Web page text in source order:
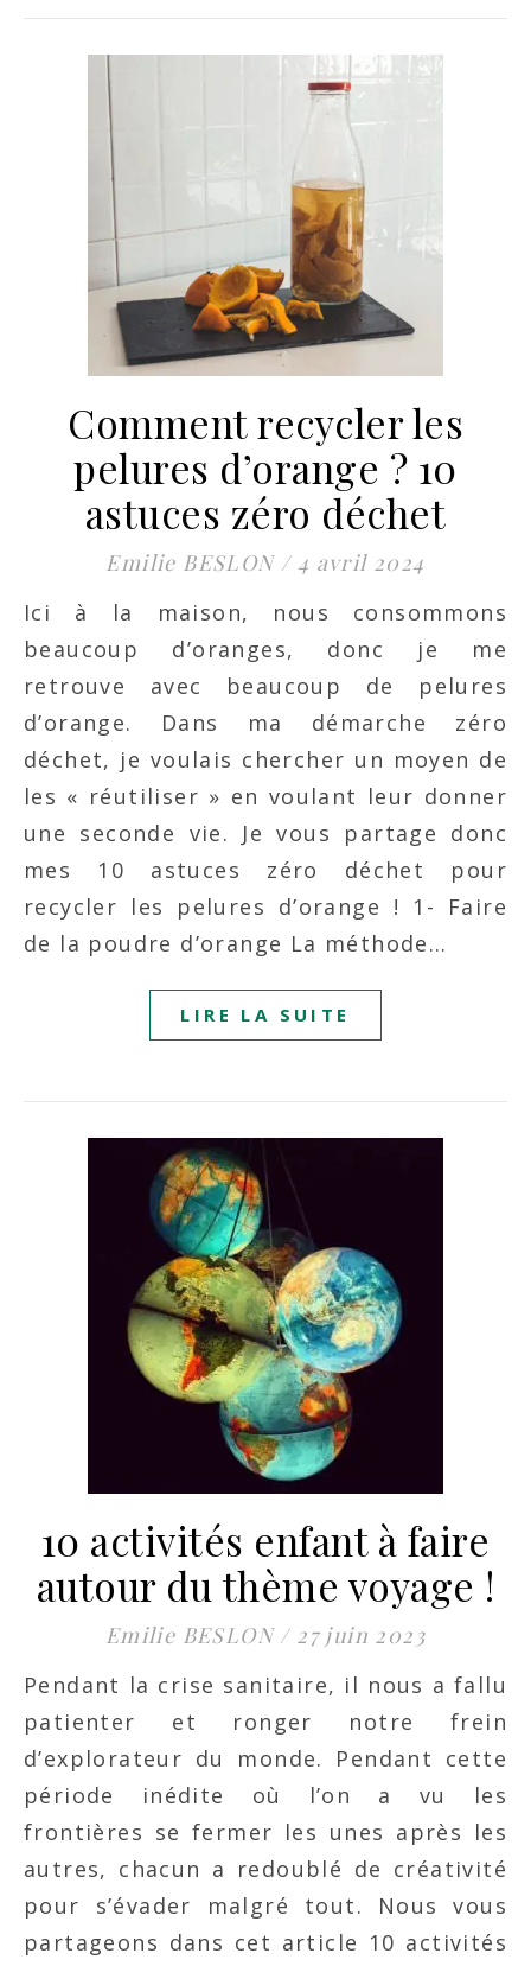
Comment recycler les
pelures d’orange ? 10
astuces zéro déchet
Emilie BESLON / 4 avril 2024
Ici à la maison, nous consommons
beaucoup d’oranges, donc je me
retrouve avec beaucoup de pelures
d’orange. Dans ma démarche zéro
déchet, je voulais chercher un moyen de
les « réutiliser » en voulant leur donner
une seconde vie. Je vous partage donc
mes 10 astuces zéro déchet pour
recycler les pelures d’orange ! 1- Faire
de la poudre d’orange La méthode…
LIRE LA SUITE
10 activités enfant à faire
autour du thème voyage !
Emilie BESLON / 27 juin 2023
Pendant la crise sanitaire, il nous a fallu
patienter et ronger notre frein
d’explorateur du monde. Pendant cette
période inédite où l’on a vu les
frontières se fermer les unes après les
autres, chacun a redoublé de créativité
pour s’évader malgré tout. Nous vous
partageons dans cet article 10 activités